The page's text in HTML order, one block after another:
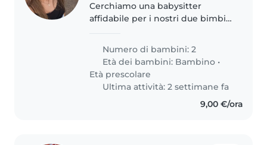
Cerchiamo una babysitter
affidabile per i nostri due bimbi,
anno e mezzo ed
occasionalmente per un vivace
di 4.
Numero di bambini: 2
Età dei bambini: Bambino •
Età prescolare
Ultima attività: 2 settimane fa
9,00 €/ora